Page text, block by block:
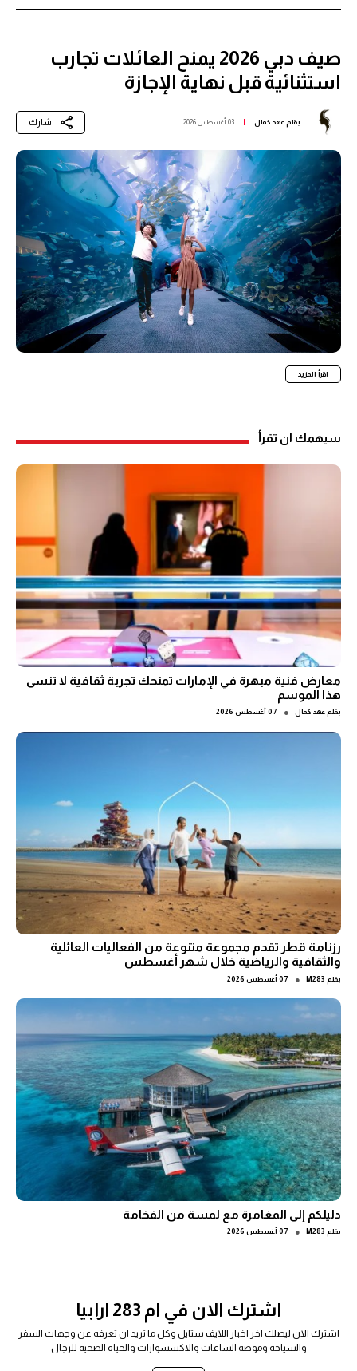
صيف دبي 2026 يمنح العائلات تجارب
استثنائية قبل نهاية الإجازة
بقلم عهد كمال 03 أغسطس 2026 شارك
اقرأ المزيد
سيهمك ان تقرأ
معارض فنية مبهرة في الإمارات تمنحك تجربة ثقافية لا تنسى
هذا الموسم
بقلم عهد كمال ● 07 أغسطس 2026
رزنامة قطر تقدم مجموعة متنوعة من الفعاليات العائلية
والثقافية والرياضية خلال شهر أغسطس
بقلم M283
● 07 أغسطس 2026
دليلكم إلى المغامرة مع لمسة من الفخامة
بقلم M283
● 07 أغسطس 2026
اشترك الان في ام 283 ارابيا
اشترك الان ليصلك اخر اخبار اللايف ستايل وكل ما تريد ان تعرفه عن وجهات السفر
والسياحة وموضة الساعات والاكسسوارات والحياة الصحية للرجال